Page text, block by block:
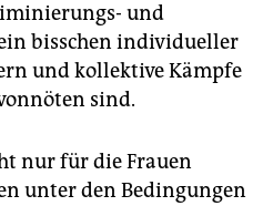
und
bisschen individueller
und kollektive Kämpfe
sind.
nur für die Frauen
unter den Bedingungen